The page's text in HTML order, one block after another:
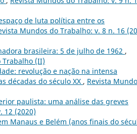
de luta política entre os
Mundos do Trabalho: v. 8 n. 16
brasileira: 5 de julho de 1962 ,
Trabalho (II)
revolução e nação na intensa
décadas do século XX , Revista
paulista: uma análise das greves
12 (2020)
Manaus e Belém (anos finais do